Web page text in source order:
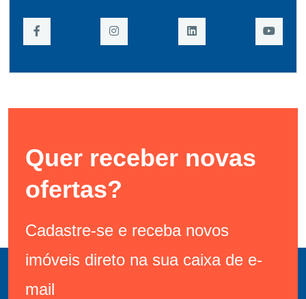
Quer receber novas
ofertas?
Cadastre-se e receba novos
imóveis direto na sua caixa de e-
mail